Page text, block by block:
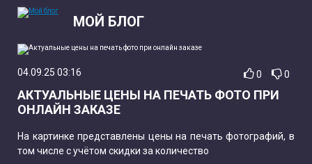
МОЙ БЛОГ
04.09.25 03:16 0 0
АКТУАЛЬНЫЕ ЦЕНЫ НА ПЕЧАТЬ ФОТО ПРИ
ОНЛАЙН ЗАКАЗЕ
На картинке представлены цены на печать фотографий, в
том числе с учётом скидки за количество